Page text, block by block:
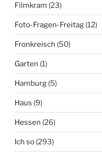
Filmkram (23)
Foto-Fragen-Freitag (12)
Fronkreisch (50)
Garten (1)
Hamburg (5)
Haus (9)
Hessen (26)
Ich so (293)